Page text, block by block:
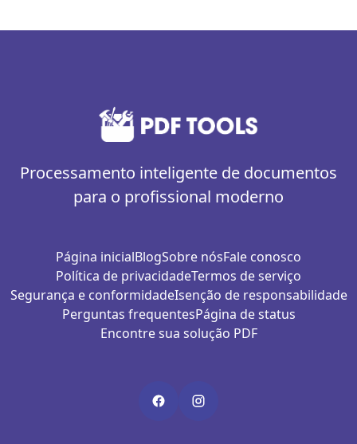
Processamento inteligente de documentos
para o profissional moderno
Página inicialBlogSobre nósFale conosco
Política de privacidadeTermos de serviço
Segurança e conformidadeIsenção de responsabilidade
Perguntas frequentesPágina de status
Encontre sua solução PDF